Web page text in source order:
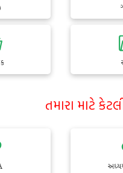
તમારા માટે